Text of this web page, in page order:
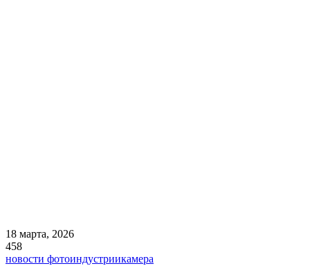
18 марта, 2026
458
новости фотоиндустриикамера